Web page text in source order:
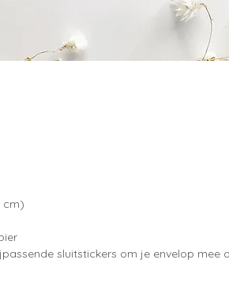
cm)
sluitstickers om je envelop mee